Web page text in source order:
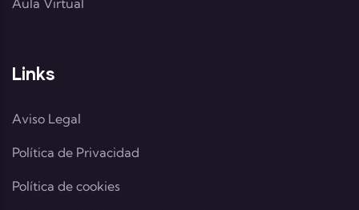
Aula Virtual
Links
Aviso Legal
Política de Privacidad
Política de cookies